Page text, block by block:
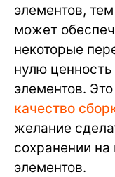
элементов,
может
некоторые
нулю
элементов.
качество
желание
сохранении на
элементов.